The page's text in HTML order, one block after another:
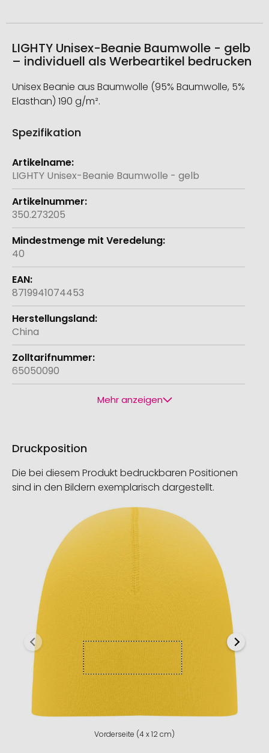
LIGHTY Unisex-Beanie Baumwolle - gelb
– individuell als Werbeartikel bedrucken
Unisex Beanie aus Baumwolle (95% Baumwolle, 5%
Elasthan) 190 g/m².
Spezifikation
Weitere
Informationen
LIGHTY Unisex-Beanie Baumwolle - gelb
350.273205
40
8719941074453
China
65050090
Mehr anzeigen
Druckposition
Die bei diesem Produkt bedruckbaren Positionen
sind in den Bildern exemplarisch dargestellt.
Vorderseite (4 x 12 cm)